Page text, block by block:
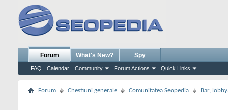
Forum
FAQ Calendar Community Forum Actions Quick Links
What's New? Spy
Forum Chestiuni generale Comunitatea Seopedia Bar,